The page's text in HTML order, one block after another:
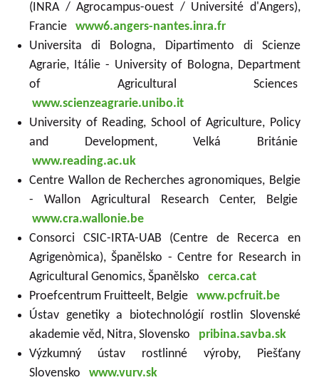
(INRA / Agrocampus-ouest / Université d'Angers),
Franciewww6.angers-nantes.inra.fr
Universita di Bologna, Dipartimento di Scienze
Agrarie, Itálie - University of Bologna, Department
of Agricultural Sciences
www.scienzeagrarie.unibo.it
University of Reading, School of Agriculture, Policy
and Development, Velká Británie
www.reading.ac.uk
Centre Wallon de Recherches agronomiques, Belgie
- Wallon Agricultural Research Center, Belgie
www.cra.wallonie.be
Consorci CSIC-IRTA-UAB (Centre de Recerca en
Agrigenòmica), Španělsko - Centre for Research in
Agricultural Genomics, Španělskocerca.cat
Proefcentrum Fruitteelt, Belgie
www.pcfruit.be
Ústav genetiky a biotechnológií rostlin Slovenské
akademie věd, Nitra, Slovensko pribina.savba.sk
Výzkumný ústav rostlinné výroby, Piešťany
Slovenskowww.vurv.sk